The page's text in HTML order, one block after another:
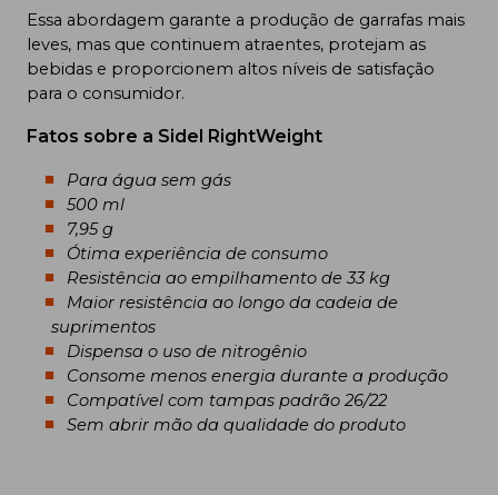
Essa abordagem garante a produção de garrafas mais
leves, mas que continuem atraentes, protejam as
bebidas e proporcionem altos níveis de satisfação
para o consumidor.
Fatos sobre a Sidel RightWeight
Para água sem gás
500 ml
7,95 g
Ótima experiência de consumo
Resistência ao empilhamento de 33 kg
Maior resistência ao longo da cadeia de
suprimentos
Dispensa o uso de nitrogênio
Consome menos energia durante a produção
Compatível com tampas padrão 26/22
Sem abrir mão da qualidade do produto